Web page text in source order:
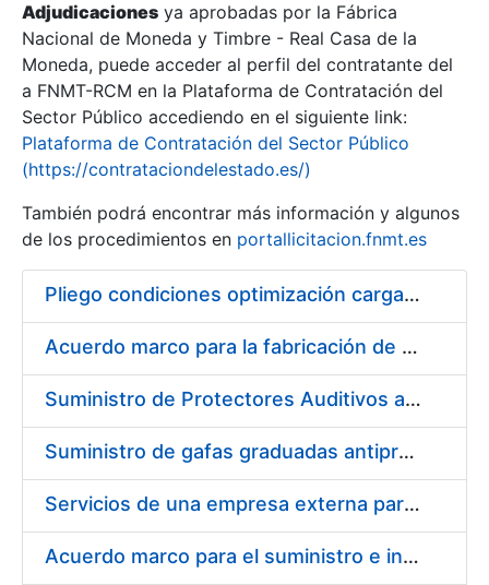
Show/Hide
Adjudicaciones ya aprobadas por la Fábrica
Nacional de Moneda y Timbre - Real Casa de la
Moneda, puede acceder al perfil del contratante del
a FNMT-RCM en la Plataforma de Contratación del
Sector Público accediendo en el siguiente link:
Plataforma de Contratación del Sector Público
(https://contrataciondelestado.es/)
También podrá encontrar más información y algunos
de los procedimientos en portallicitacion.fnmt.es
Pliego condiciones optimización cargas compras firmado
Acuerdo marco para la fabricación de piezas
Suministro de Protectores Auditivos a medida para las personas trabajadoras de los Centros de Trabajo de Madrid y Burgos
Suministro de gafas graduadas antiproyecciones para los trabajadores de la FNMT-RCM en los centros de trabajo de Madrid y Burgos
Servicios de una empresa externa para el asesoramiento y resolución de los recursos de alzada que se presentan relacionados con procesos de selección para la FNMT-RCM
Acuerdo marco para el suministro e instalación de persianas, estores y otros complementos